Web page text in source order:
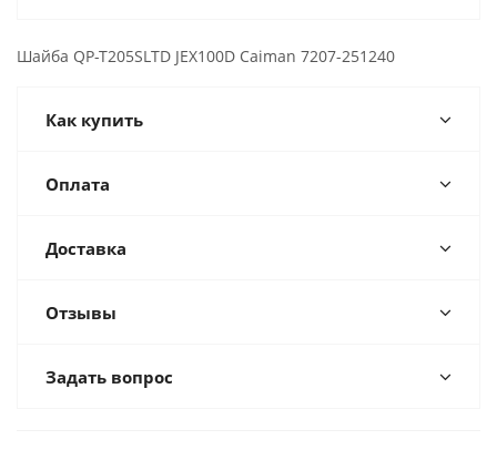
Шайба QP-T205SLTD JEX100D Caiman 7207-251240
Как купить
Оплата
Доставка
Отзывы
Задать вопрос